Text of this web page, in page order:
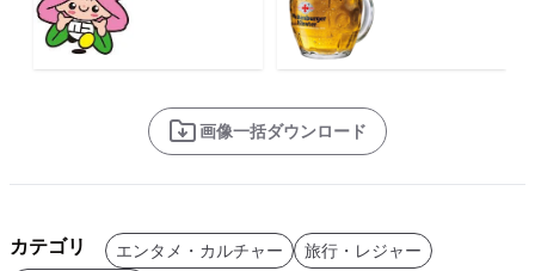
画像一括ダウンロード
カテゴリ エンタメ・カルチャー
旅行・レジャー